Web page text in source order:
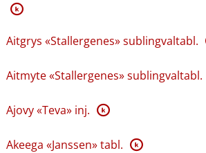
K
Aitgrys «Stallergenes» sublingvaltabl.
Aitmyte «Stallergenes» sublingvaltabl.
Ajovy «Teva» inj. K
Akeega «Janssen» tabl. K